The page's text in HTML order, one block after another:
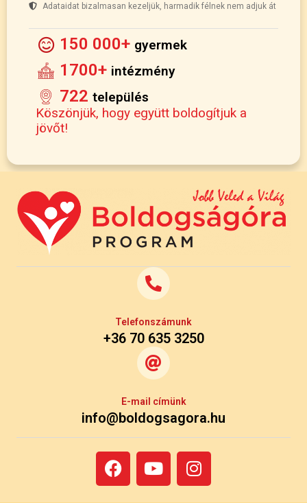
Adataidat bizalmasan kezeljük, harmadik félnek nem adjuk át
150 000+ gyermek
1700+ intézmény
722 település
Köszönjük, hogy együtt boldogítjuk a
jövőt!
Telefonszámunk
+36 70 635 3250
E-mail címünk
info@boldogsagora.hu